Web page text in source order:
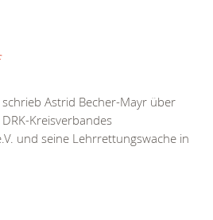
Astrid Becher-Mayr über
Kreisverbandes
und seine Lehrrettungswache in